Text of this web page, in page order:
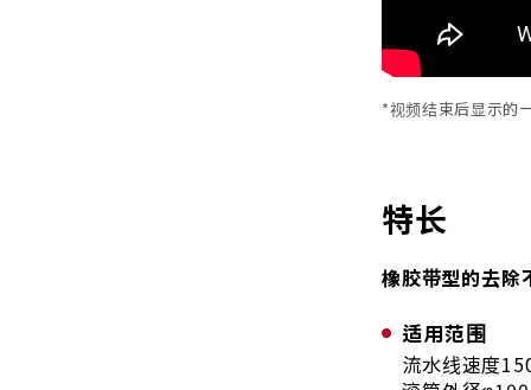
*视频结束后显示的
特长
橡胶带型的去除
适用范围
流水线速度